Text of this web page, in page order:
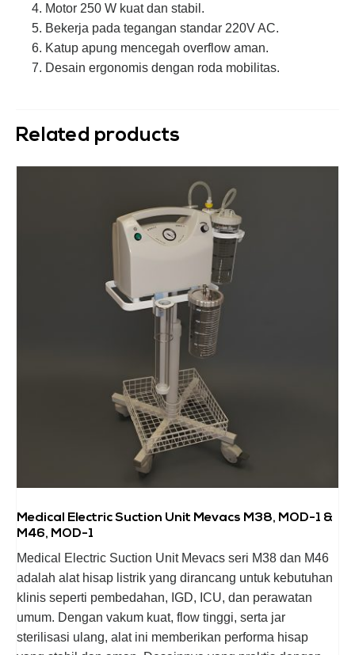
4. Motor 250 W kuat dan stabil.
5. Bekerja pada tegangan standar 220V AC.
6. Katup apung mencegah overflow aman.
7. Desain ergonomis dengan roda mobilitas.
Related products
Medical Electric Suction Unit Mevacs M38, MOD-1 &
M46, MOD-1
Medical Electric Suction Unit Mevacs seri M38 dan M46
adalah alat hisap listrik yang dirancang untuk kebutuhan
klinis seperti pembedahan, IGD, ICU, dan perawatan
umum. Dengan vakum kuat, flow tinggi, serta jar
sterilisasi ulang, alat ini memberikan performa hisap